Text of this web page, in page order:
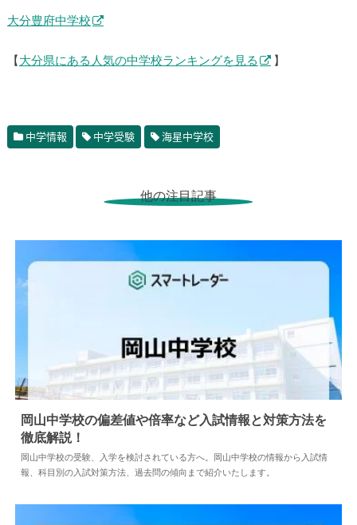
大分豊府中学校
【 大分県にある人気の中学校ランキングを見る 】
中学情報 中学受験 海星中学校
他の注目記事
中学情報 2026.07.12
岡山中学校の偏差値や倍率など入試情報と対策方法を
徹底解説！
岡山中学校の受験、入学を検討されている方へ。岡山中学校の情報から入試情
報、科目別の入試対策方法、過去問の傾向まで紹介いたします。